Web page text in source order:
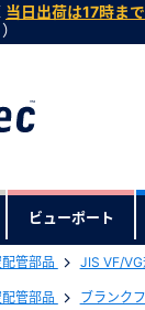
当日出荷は17時まで
ビューポート
管部品 JIS VF/
管部品 ブランク
品のRoHS2適
会員登録
をすれば、便利